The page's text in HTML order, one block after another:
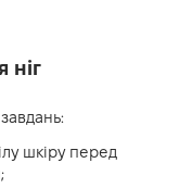
ніг
шкіру перед